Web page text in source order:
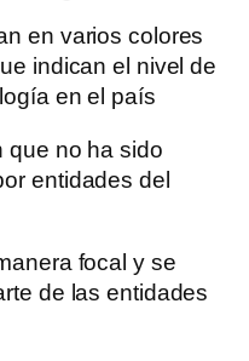
en varios colores
indican el nivel de
en el país
que no ha sido
entidades del
focal y se
de las entidades